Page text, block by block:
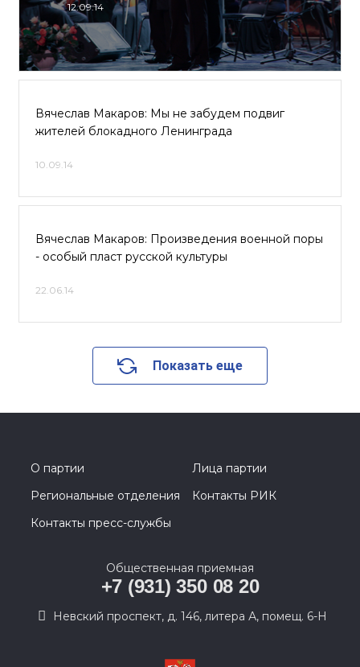
12.09.14
Вячеслав Макаров: Мы не забудем подвиг
жителей блокадного Ленинграда
10.09.14
Вячеслав Макаров: Произведения военной поры
- особый пласт русской культуры
22.06.14
Показать еще
О партии
Лица партии
Региональные отделения
Контакты РИК
Контакты пресс-службы
Общественная приемная
+7 (931) 350 08 20
Невский проспект, д. 146, литера А, помещ. 6-Н